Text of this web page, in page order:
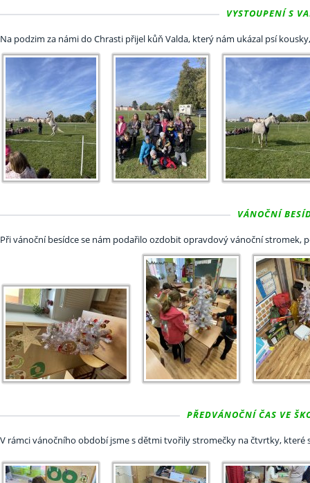
VYSTOUPENÍ S
Na podzim za námi do Chrasti přijel kůň Valda, který nám ukázal psí
VÁNOČNÍ
Při vánoční besídce se nám podařilo ozdobit opravdový vánoční stromek,
PŘEDVÁNOČNÍ ČAS VE
V rámci vánočního období jsme s dětmi tvořily stromečky na čtvrtky, které